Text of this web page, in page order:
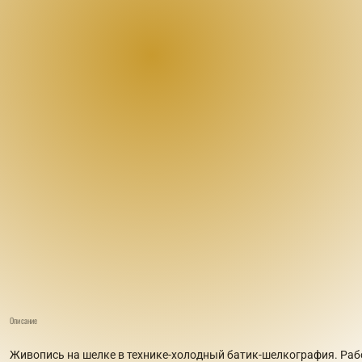
Описание
Живопись на шелке в технике-холодный батик-шелкография.